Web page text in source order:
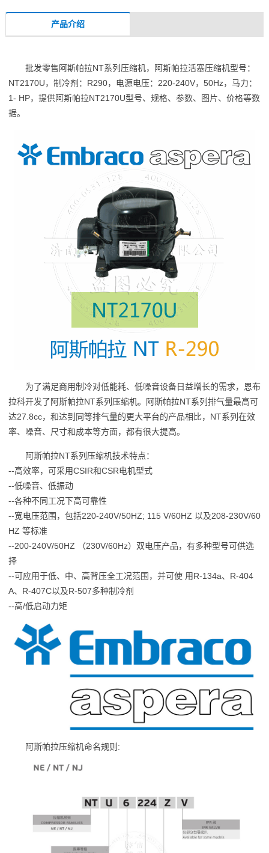
产品介绍
批发零售阿斯帕拉NT系列压缩机，阿斯帕拉活塞压缩机型号：
NT2170U，制冷剂：R290，电源电压：220-240V，50Hz，马力：
1- HP，提供阿斯帕拉NT2170U型号、规格、参数、图片、价格等数
据。
为了满足商用制冷对低能耗、低噪音设备日益增长的需求，恩布
拉科开发了阿斯帕拉NT系列压缩机。阿斯帕拉NT系列排气量最高可
达27.8cc，和达到同等排气量的更大平台的产品相比，NT系列在效
率、噪音、尺寸和成本等方面，都有很大提高。
阿斯帕拉NT系列压缩机技术特点：
--高效率，可采用CSIR和CSR电机型式
--低噪音、低振动
--各种不同工况下高可靠性
--宽电压范围，包括220-240V/50HZ; 115 V/60HZ 以及208-230V/60
HZ 等标准
--200-240V/50HZ （230V/60Hz）双电压产品，有多种型号可供选
择
--可应用于低、中、高背压全工况范围，并可使 用R-134a、R-404
A、R-407C以及R-507多种制冷剂
--高/低启动力矩
阿斯帕拉压缩机命名规则: